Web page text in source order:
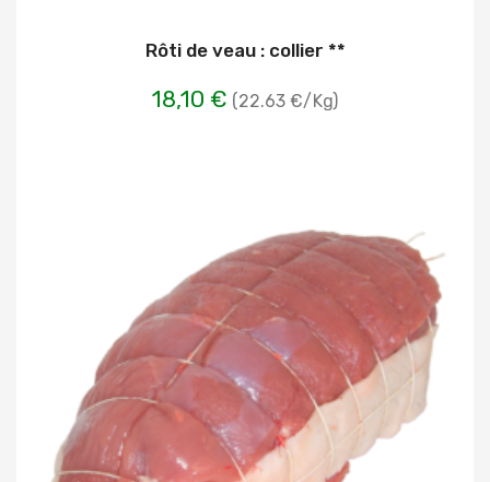
Rôti de veau : collier **
18,10 € (22.63 €/Kg)